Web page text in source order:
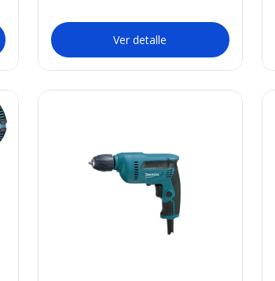
Ver detalle